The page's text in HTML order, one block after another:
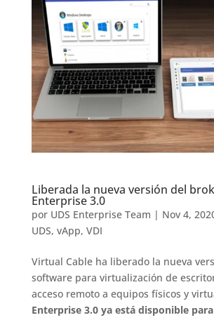
Liberada la nueva versión del
Enterprise 3.0
por UDS Enterprise Team | Nov 4,
UDS, vApp, VDI
Virtual Cable ha liberado la nueva
software para virtualización de
acceso remoto a equipos físicos y
Enterprise 3.0 ya está disponible